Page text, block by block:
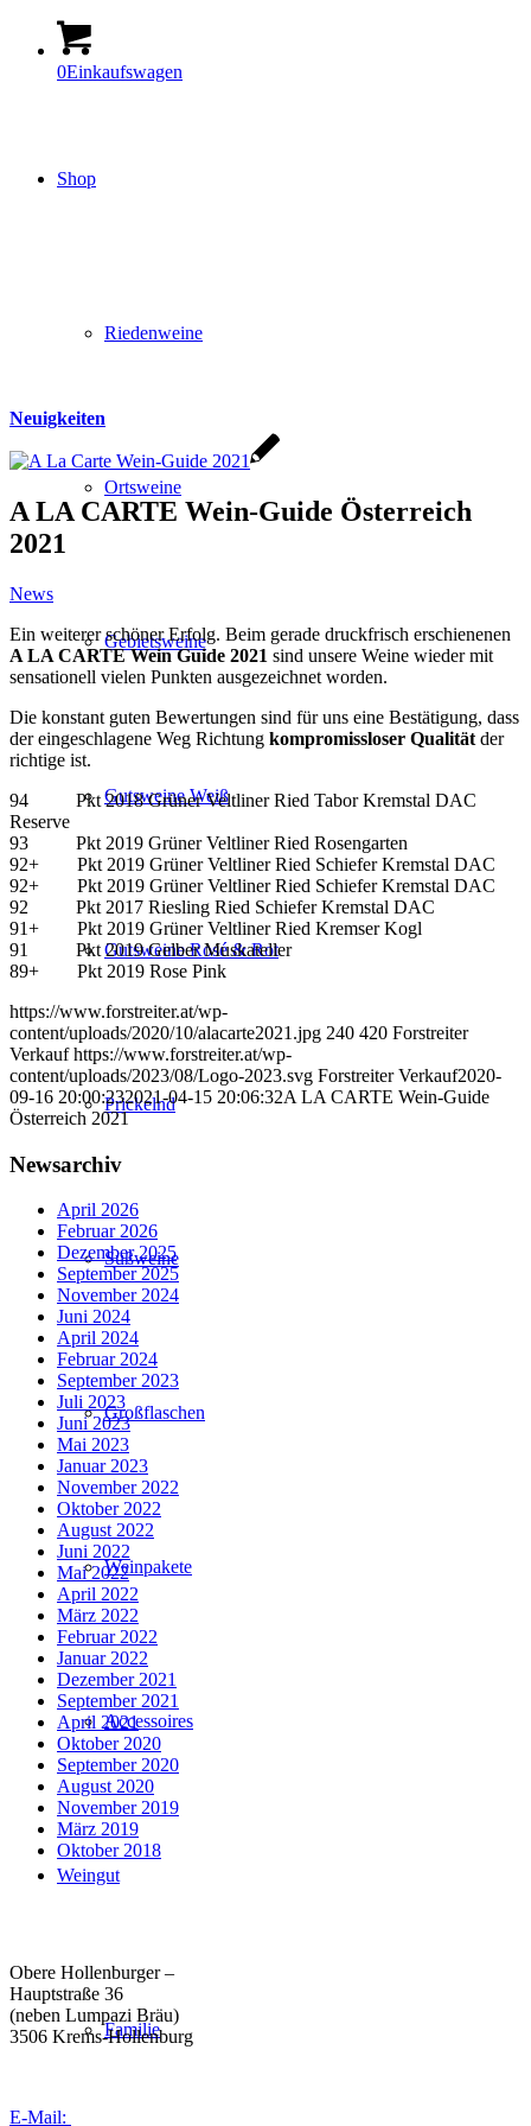
0Einkaufswagen
Shop
Riedenweine
Ortsweine
Gebietsweine
Gutsweine Weiß
Gutsweine Rosé & Rot
Prickelnd
Süßweine
Großflaschen
Weinpakete
Accessoires
Weingut
Familie
Neuigkeiten
A LA CARTE Wein-Guide Österreich
2021
News
Ein weiterer schöner Erfolg. Beim gerade druckfrisch erschienenen
A LA CARTE Wein Guide 2021 sind unsere Weine wieder mit
sensationell vielen Punkten ausgezeichnet worden.
Die konstant guten Bewertungen sind für uns eine Bestätigung, dass
der eingeschlagene Weg Richtung kompromissloser Qualität der
richtige ist.
94 Pkt 2018 Grüner Veltliner Ried Tabor Kremstal DAC
Reserve
93 Pkt 2019 Grüner Veltliner Ried Rosengarten
92+ Pkt 2019 Grüner Veltliner Ried Schiefer Kremstal DAC
92+ Pkt 2019 Grüner Veltliner Ried Schiefer Kremstal DAC
92 Pkt 2017 Riesling Ried Schiefer Kremstal DAC
91+ Pkt 2019 Grüner Veltliner Ried Kremser Kogl
91 Pkt 2019 Gelber Muskateller
89+ Pkt 2019 Rose Pink
https://www.forstreiter.at/wp-
content/uploads/2020/10/alacarte2021.jpg 240 420 Forstreiter
Verkauf https://www.forstreiter.at/wp-
content/uploads/2023/08/Logo-2023.svg Forstreiter Verkauf2020-
09-16 20:00:232021-04-15 20:06:32A LA CARTE Wein-Guide
Österreich 2021
Newsarchiv
April 2026
Februar 2026
Dezember 2025
September 2025
November 2024
Juni 2024
April 2024
Februar 2024
September 2023
Juli 2023
Juni 2023
Mai 2023
Januar 2023
November 2022
Oktober 2022
August 2022
Juni 2022
Mai 2022
April 2022
März 2022
Februar 2022
Januar 2022
Dezember 2021
September 2021
April 2021
Oktober 2020
September 2020
August 2020
November 2019
März 2019
Oktober 2018
Obere Hollenburger –
Hauptstraße 36
(neben Lumpazi Bräu)
3506 Krems-Hollenburg
E-Mail: